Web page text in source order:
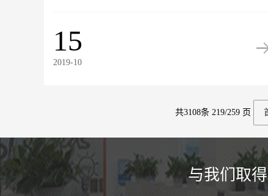
营优化方法之一，根据......
15
2019-10
共3108条 219/259 页
与我们取